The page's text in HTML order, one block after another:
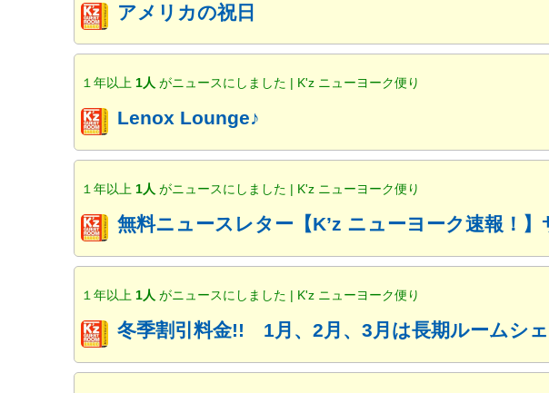
アメリカの祝日
１年以上 1人がニュースにしました | K'z ニューヨーク便り
Lenox Lounge♪
１年以上 1人がニュースにしました | K'z ニューヨーク便り
無料ニュースレター【K’z ニューヨーク速報！
１年以上 1人がニュースにしました | K'z ニューヨーク便り
冬季割引料金!! 1月、2月、3月は長期ルームシ